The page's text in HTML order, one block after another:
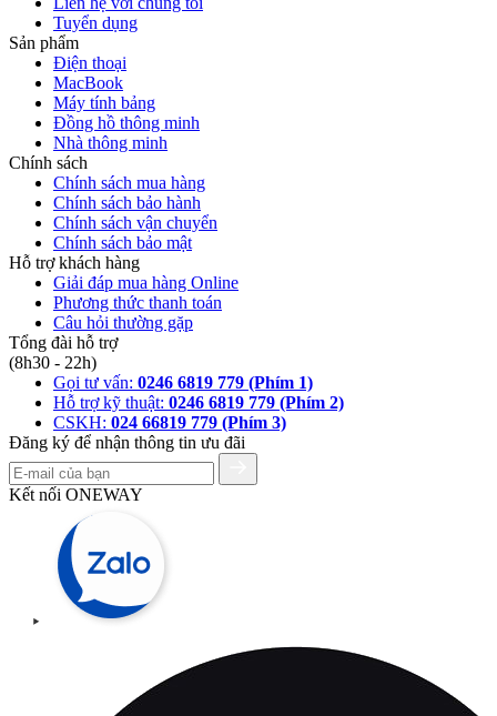
Tuyển dụng
Sản phẩm
Điện thoại
MacBook
Máy tính bảng
Đồng hồ thông minh
Nhà thông minh
Chính sách
Chính sách mua hàng
Chính sách bảo hành
Chính sách vận chuyển
Chính sách bảo mật
Hỗ trợ khách hàng
Giải đáp mua hàng Online
Phương thức thanh toán
Câu hỏi thường gặp
Tổng đài hỗ trợ
(8h30 - 22h)
Gọi tư vấn: 0246 6819 779 (Phím 1)
Hỗ trợ kỹ thuật: 0246 6819 779 (Phím 2)
CSKH: 024 66819 779 (Phím 3)
Đăng ký để nhận thông tin ưu đãi
Kết nối ONEWAY